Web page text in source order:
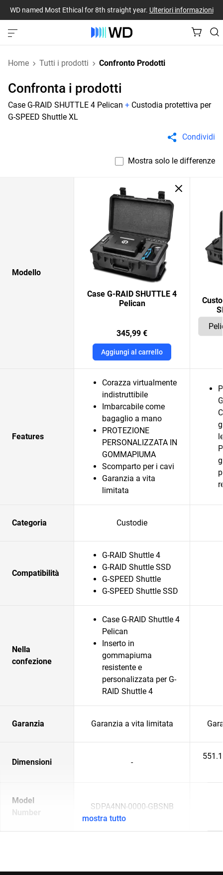
WD named Most Ethical for 8th straight year. Ulteriori informazioni
Home Tutti i prodotti Confronto Prodotti
Confronta i prodotti
Case G-RAID SHUTTLE 4 Pelican + Custodia protettiva per
G-SPEED Shuttle XL
Condividi
Mostra solo le differenze
Modello
Case G-RAID SHUTTLE 4
Pelican
345,99 €
Aggiungi al carrello
Features
Corazza virtualmente
indistruttibile
Imbarcabile come
bagaglio a mano
PROTEZIONE
PERSONALIZZATA IN
GOMMAPIUMA
Scomparto per i cavi
Garanzia a vita
limitata
Categoria Custodie
Compatibilità
G-RAID Shuttle 4
G-RAID Shuttle SSD
G-SPEED Shuttle
G-SPEED Shuttle SSD
Nella
confezione
Case G-RAID Shuttle 4
Pelican
Inserto in
gommapiuma
resistente e
personalizzata per G-
RAID Shuttle 4
Garanzia Garanzia a vita limitata
Dimensioni -
Model
Number
SDPA4NN-0000-GBSNB
mostra tutto